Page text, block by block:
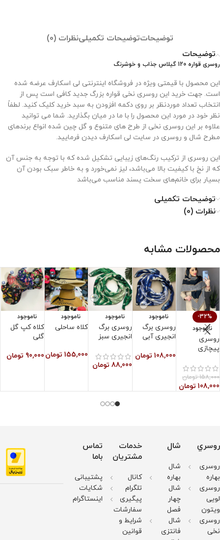
توضیحاتتوضیحات تکمیلینظرات (0)
توضیحات
روسری قواره 120 گیلاس جذاب و خوشرنگ
این محصول با قیمتی ویژه در فروشگاه اینترنتی لی اسکارف عرضه شده
است. جهت خرید این روسری نخی قواره بزرگ جدید کافی است پس از
انتخاب تعداد موردنظر بر روی دکمه افزودن به سبد خرید کلیک کنید. لطفاً
نظر خود در مورد این محصول را با ما در میان بگذارید. شما می توانید
علاوه بر این روسری نخی از طرح های متنوع و گل چین شده انواع برندهای
مطرح شال و روسری در سایت لی اسکارف دیدن فرمایید.
این روسری از ترکیب رنگ‌های زیبایی تشکیل شده که با توجه به جنس آن
که از نخ با کیفیت بالا می‌باشد، لیز نمی‌خورد و به خاطر سبک بودن آن
بسیار برای خانم‌های سخت پسند مناسب می‌باشد
نحوه نگهداری از روسری نخی
۳. از خشک کن استفاده نشود.
توضیحات تکمیلی
نظرات (0)
محصولات مشابه
-32%
ناموجود
روسری
پیچازی
158,000 تومان
108,000 تومان
ناموجود
روسری برگ
انجیری آبی
108,000 تومان
ناموجود
روسری برگ
انجیری سبز
88,000 تومان
ناموجود
کلاه ساحلی
155,000 تومان
ناموجود
کلاه کپ گل
گلی
90,000 تومان
روسري
روسری
بهاره
روسری
لویی
ویتون
روسری
نخی
شال
شال
بهاره
شال
چهار
فصل
شال
فانتزی
خدمات
مشتریان
کانال
تلگرام
پیگیری
سفارشات
شرایط و
قوانین
تماس
باما
پشتیبانی
شکایات
اینستاگرام